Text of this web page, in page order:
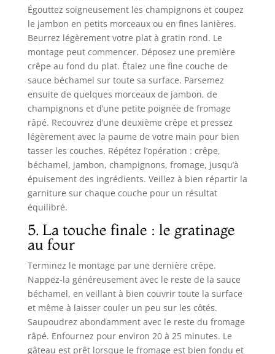
Égouttez soigneusement les champignons et coupez
le jambon en petits morceaux ou en fines lanières.
Beurrez légèrement votre plat à gratin rond. Le
montage peut commencer. Déposez une première
crêpe au fond du plat. Étalez une fine couche de
sauce béchamel sur toute sa surface. Parsemez
ensuite de quelques morceaux de jambon, de
champignons et d’une petite poignée de fromage
râpé. Recouvrez d’une deuxième crêpe et pressez
légèrement avec la paume de votre main pour bien
tasser les couches. Répétez l’opération : crêpe,
béchamel, jambon, champignons, fromage, jusqu’à
épuisement des ingrédients. Veillez à bien répartir la
garniture sur chaque couche pour un résultat
équilibré.
5. La touche finale : le gratinage
au four
Terminez le montage par une dernière crêpe.
Nappez-la généreusement avec le reste de la sauce
béchamel, en veillant à bien couvrir toute la surface
et même à laisser couler un peu sur les côtés.
Saupoudrez abondamment avec le reste du fromage
râpé. Enfournez pour environ 20 à 25 minutes. Le
gâteau est prêt lorsque le fromage est bien fondu et